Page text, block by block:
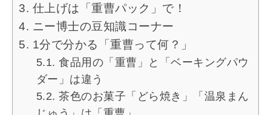
仕上げは「重曹パック」で！
ニー博士の豆知識コーナー
1分で分かる「重曹って何？」
食品用の「重曹」と「ベーキングパウ
ダー」は違う
茶色のお菓子「どら焼き」「温泉まん